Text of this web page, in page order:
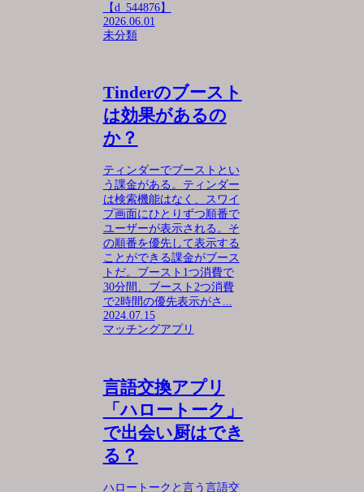
【d_544876】
2026.06.01
未分類
Tinderのブースト
は効果があるの
か？
ティンダーでブーストとい
う課金がある。ティンダー
は検索機能はなく、スワイ
プ画面にひとりずつ順番で
ユーザーが表示される。そ
の順番を優先して表示する
ことができる課金がブース
トだ。ブースト1つ消費で
30分間、ブースト2つ消費
で2時間の優先表示がさ...
2024.07.15
マッチングアプリ
言語交換アプリ
「ハロートーク」
で出会い厨はでき
る？
ハロートークと言う言語交